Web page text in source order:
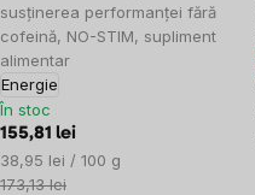
susținerea performanței fără
cofeină, NO-STIM, supliment
alimentar
Energie
În stoc
155,81 lei
Evaluare
preţ:
38,95 lei / 100 g
173,13 lei